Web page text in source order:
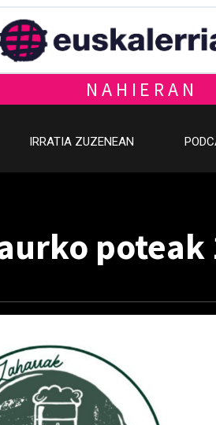
NAHIERAN
IRRATIA ZUZENEAN